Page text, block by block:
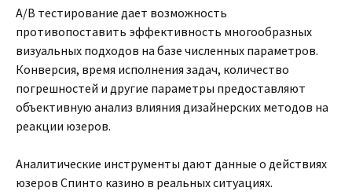
A/B тестирование дает возможность
противопоставить эффективность многообразных
визуальных подходов на базе численных параметров.
Конверсия, время исполнения задач, количество
погрешностей и другие параметры предоставляют
объективную анализ влияния дизайнерских методов на
реакции юзеров.
Аналитические инструменты дают данные о действиях
юзеров Спинто казино в реальных ситуациях.